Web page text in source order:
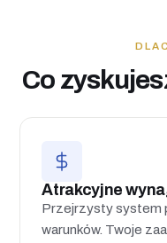
Co
Atrakcyjne
Przejrzysty system
warunków. Twoje